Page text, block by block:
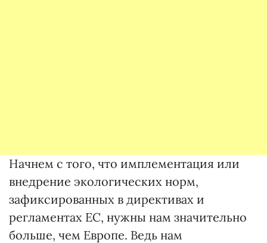
Начнем с того, что имплементация или
внедрение экологических норм,
зафиксированных в директивах и
регламентах ЕС, нужны нам значительно
больше, чем Европе. Ведь нам